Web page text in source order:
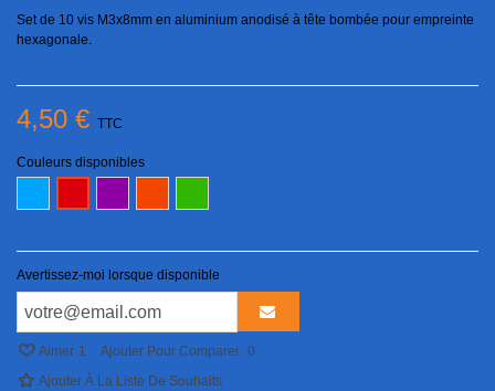
Set de 10 vis M3x8mm en aluminium anodisé à tête bombée pour empreinte
hexagonale.
4,50 € TTC
Couleurs disponibles
Avertissez-moi lorsque disponible
Aimer 1 Ajouter Pour Comparer 0
Ajouter À La Liste De Souhaits